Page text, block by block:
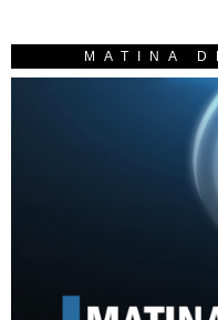
MATINA